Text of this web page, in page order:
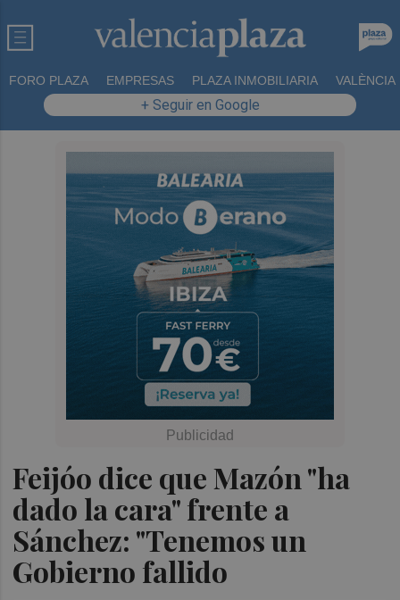
FORO PLAZA EMPRESAS PLAZA INMOBILIARIA VALÈNCIA
+ Seguir en Google
Feijóo dice que Mazón "ha
dado la cara" frente a
Sánchez: "Tenemos un
Gobierno fallido